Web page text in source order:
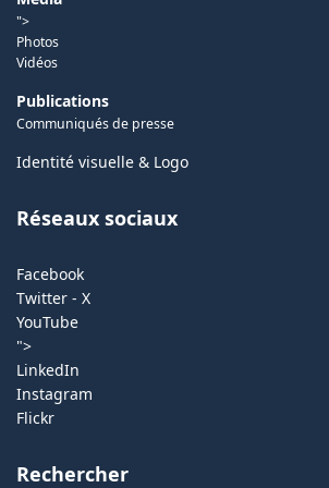
">
Photos
Vidéos
Publications
Communiqués de presse
Identité visuelle & Logo
Réseaux sociaux
Facebook
Twitter - X
YouTube
">
LinkedIn
Instagram
Flickr
Rechercher